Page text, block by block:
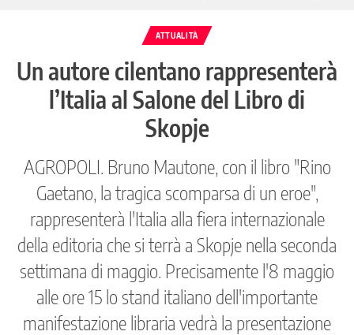
ATTUALITÀ
Un autore cilentano rappresenterà
l’Italia al Salone del Libro di
Skopje
AGROPOLI. Bruno Mautone, con il libro "Rino
Gaetano, la tragica scomparsa di un eroe",
rappresenterà l'Italia alla fiera internazionale
della editoria che si terrà a Skopje nella seconda
settimana di maggio. Precisamente l'8 maggio
alle ore 15 lo stand italiano dell'importante
manifestazione libraria vedrà la presentazione